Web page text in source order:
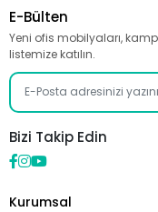
E-Bülten
Yeni ofis mobilyaları,
listemize katılın.
Bizi Takip Edin
Kurumsal